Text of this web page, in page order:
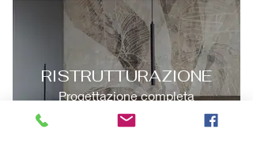
RISTRUTTURAZIONE
Progettazione completa